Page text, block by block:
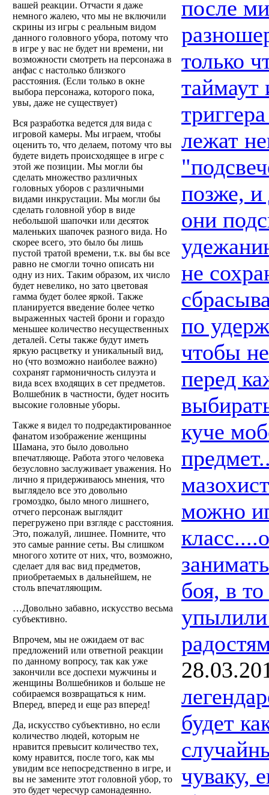
вашей реакции. Отчасти я даже
немного жалею, что мы не включили
скрины из игры с реальным видом
данного головного убора, потому что
в игре у вас не будет ни времени, ни
возможности смотреть на персонажа в
анфас с настолько близкого
расстояния. (Если только в окне
выбора персонажа, которого пока,
увы, даже не существует)
Вся разработка ведется для вида с
игровой камеры. Мы играем, чтобы
оценить то, что делаем, потому что вы
будете видеть происходящее в игре с
этой же позиции. Мы могли бы
сделать множество различных
головных уборов с различными
видами инкрустации. Мы могли бы
сделать головной убор в виде
небольшой шапочки или десяток
маленьких шапочек разного вида. Но
скорее всего, это было бы лишь
пустой тратой времени, т.к. вы бы все
равно не смогли точно описать ни
одну из них. Таким образом, их число
будет невелико, но зато цветовая
гамма будет более яркой. Также
планируется введение более четко
выраженных частей брони и гораздо
меньшее количество несущественных
деталей. Сеты также будут иметь
яркую расцветку и уникальный вид,
но (что возможно наиболее важно)
сохранят гармоничность силуэта и
вида всех входящих в сет предметов.
Волшебник в частности, будет носить
высокие головные уборы.
Также я видел то подредактированное
фанатом изображение женщины
Шамана, это было довольно
впечатляюще. Работа этого человека
безусловно заслуживает уважения. Но
лично я придерживаюсь мнения, что
выглядело все это довольно
громоздко, было много лишнего,
отчего персонаж выглядит
перегружено при взгляде с расстояния.
Это, пожалуй, лишнее. Помните, что
это самые ранние сеты. Вы слишком
многого хотите от них, что, возможно,
сделает для вас вид предметов,
приобретаемых в дальнейшем, не
столь впечатляющим.
…Довольно забавно, искусство весьма
субъективно.
Впрочем, мы не ожидаем от вас
предложений или ответной реакции
по данному вопросу, так как уже
закончили все доспехи мужчины и
женщины Волшебников и больше не
собираемся возвращаться к ним.
Вперед, вперед и еще раз вперед!
Да, искусство субъективно, но если
количество людей, которым не
нравится превысит количество тех,
кому нравится, после того, как мы
увидим все непосредственно в игре, и
вы не замените этот головной убор, то
это будет чересчур самонадеянно.
после
только
таймаут
лежат
позже,
они
не
по
чтобы
перед
куче
можно
боя, в
будет
чуваку,